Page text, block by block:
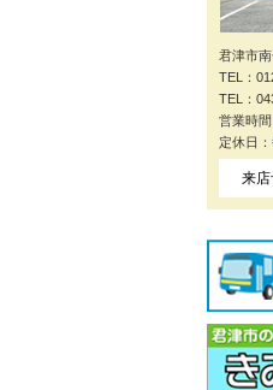
君津市
TEL：
TEL：
営業時
定休日
来